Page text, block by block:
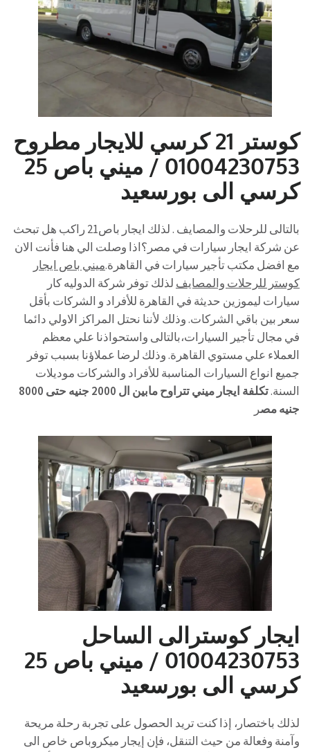
كوستر 21 كرسي للايجار مطروح
01004230753 / ميني باص 25
كرسي الى بورسعيد
بالتالى للرحلات والمصايف . لذلك ايجار باص21 راكب هل تبحث
عن شركة ايجار سيارات في مصر؟اذا وصلت الي هنا فأنت الان
مع افضل مكتب تأجير سيارات في القاهرة.ميني باص ايجار
كوستر للرحلات والمصايف لذلك توفر شركة الدوليه كار
سيارات ليموزين حديثة في القاهرة للأفراد و الشركات بأقل
سعر بين باقي الشركات. وذلك لأننا نحتل المراكز الاولي دائما
في مجال تأجير السيارات،بالتالى واستحواذنا علي معظم
العملاء علي مستوي القاهرة. وذلك لرضا عملاؤنا بسبب توفر
جميع انواع السيارات المناسبة للأفراد والشركات موديلات
السنة.
تكلفة ايجار ميني تتراوح مابين ال 2000 جنيه حتى 8000
جنيه مصر
ايجار كوسترالى الساحل
01004230753 / ميني باص 25
كرسي الى بورسعيد
لذلك باختصار، إذا كنت تريد الحصول على تجربة رحلة مريحة
وآمنة وفعالة من حيث التنقل، فإن إيجار ميكروباص خاص الى